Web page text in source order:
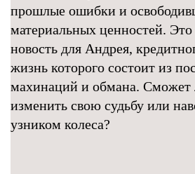
прошлые ошибки и
материальных ценностей.
новость для Андрея,
жизнь которого состоит из
махинаций и обмана. Сможет
изменить свою судьбу или
узником колеса?